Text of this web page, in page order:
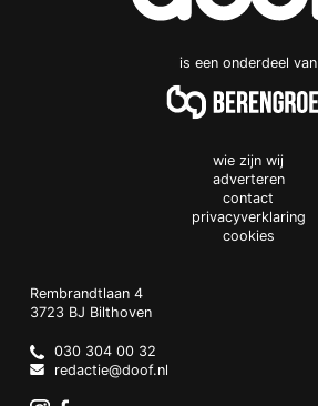
is een onderdeel van
wie zijn wij
adverteren
contact
privacyverklaring
cookies
Doof.nl
work
Rembrandtlaan 4
3723 BJ Bilthoven
Netherlands
030 304 00 32
redactie@doof.nl